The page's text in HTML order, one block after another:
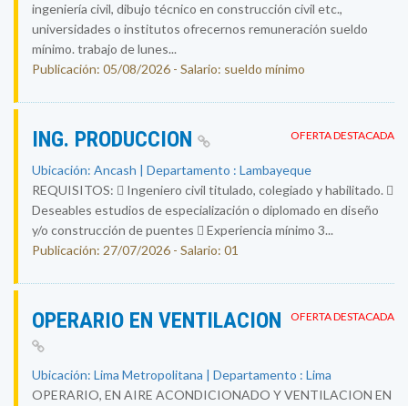
ingeniería civil, dibujo técnico en construcción civil etc.,
universidades o institutos ofrecernos remuneración sueldo
mínimo. trabajo de lunes...
Publicación: 05/08/2026 - Salario: sueldo mínimo
OFERTA DESTACADA
ING. PRODUCCION
Ubicación: Ancash | Departamento : Lambayeque
REQUISITOS:  Ingeniero civil titulado, colegiado y habilitado. 
Deseables estudios de especialización o diplomado en diseño
y/o construcción de puentes  Experiencia mínimo 3...
Publicación: 27/07/2026 - Salario: 01
OFERTA DESTACADA
OPERARIO EN VENTILACION
Ubicación: Lima Metropolitana | Departamento : Lima
OPERARIO, EN AIRE ACONDICIONADO Y VENTILACION EN